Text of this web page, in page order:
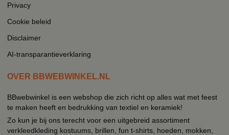
Privacy
Cookie beleid
Disclaimer
AI-transparantieverklaring
OVER BBWEBWINKEL.NL
BBwebwinkel is een webshop die zich richt op alles wat met feest
te maken heeft en bedrukking van textiel en keramiek!
Zo kun je bij ons terecht voor een uitgebreid assortiment
verkleedkleding kostuums, brillen, fun t-shirts, hoeden, mokken,